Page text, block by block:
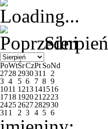
Sierpień
PoWtŚrCzPt SoNd
2728 293031 1
2
3 4 5 6 7 8 9
1011 1213141516
1718 192021 2223
2425 2627282930
31 1 2 3 4 5 6